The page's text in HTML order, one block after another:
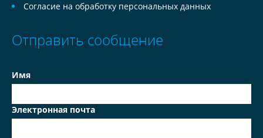
Согласие на обработку персональных данных
Отправить сообщение
Имя
Электронная почта